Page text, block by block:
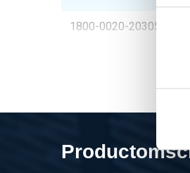
1800-0020-203050714